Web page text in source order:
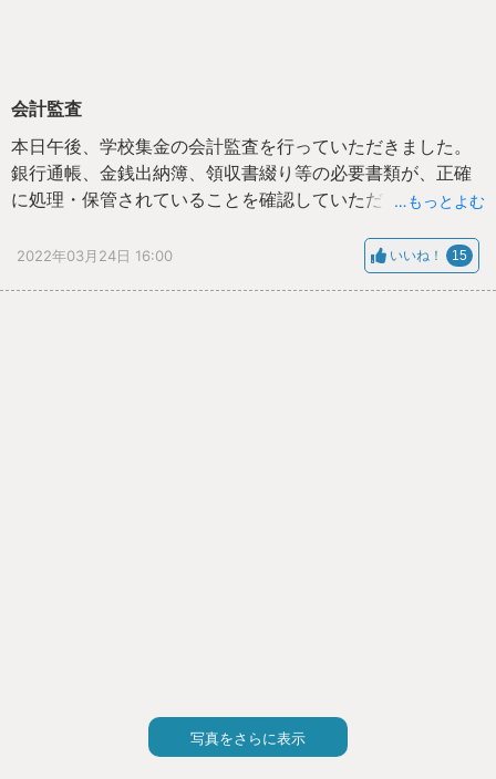
会計監査
本日午後、学校集金の会計監査を行っていただきました。
銀行通帳、金銭出納簿、領収書綴り等の必要書類が、正確
に処理・保管されていることを確認していただきました。
ろどうもありがとうございました。
…もっとよむ
2022年03月24日 16:00 いいね！ 15
写真をさらに表示